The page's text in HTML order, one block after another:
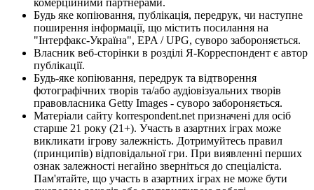
Будь яке копіювання, публікація, передрук, чи наступне
поширення інформації, що містить посилання на
"Інтерфакс-Україна", EPA / UPG, суворо забороняється.
Власник веб-сторінки в розділі Я-Корреспондент є автор
публікації.
Будь-яке копіювання, передрук та відтворення
фотографічних творів та/або аудіовізуальних творів
правовласника Getty Images - суворо забороняється.
Матеріали сайту korrespondent.net призначені для осіб
старше 21 року (21+). Участь в азартних іграх може
викликати ігрову залежність. Дотримуйтесь правил
(принципів) відповідальної гри. При виявленні перших
ознак залежності негайно зверніться до спеціаліста.
Пам'ятайте, що участь в азартних іграх не може бути